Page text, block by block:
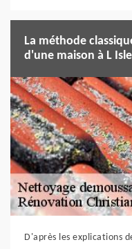
La méthode
d'une maison à L
D'après les explications